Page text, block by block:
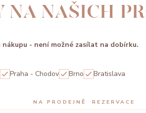
NA NAŠICH
nákupu - není možné zasílat na dobírku.
Praha - Chodov Brno Bratislava
NA PRODEJNĚ REZERVACE